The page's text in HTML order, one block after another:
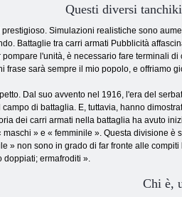
Questi diversi
Simulazioni realistiche sono
Battaglie tra carri armati Pubblicità
l'unità, è necessario fare terminali
frase sarà sempre il mio popolo, e offriamo
Dal suo avvento nel 1916, l'era del
di battaglia. E, tuttavia, hanno
dei carri armati nella battaglia ha avuto
» e « femminile ». Questa divisione
» non sono in grado di far fronte alle
doppiati; ermafroditi ».
Chi è,